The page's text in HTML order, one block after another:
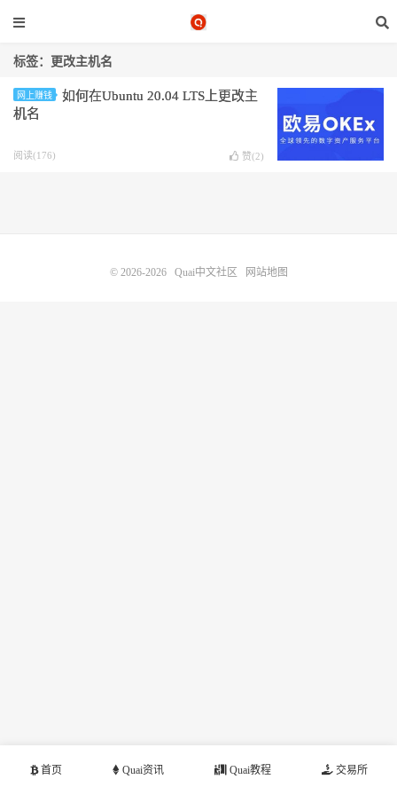
标签：更改主机名
网上赚钱
如何在Ubuntu 20.04 LTS上更改主
机名
阅读(176) 赞(2)
首页 Quai资讯 Quai教程 交易所
© 2026-2026 Quai中文社区 网站地图